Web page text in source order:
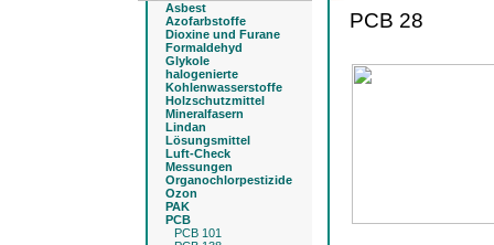
Asbest
Azofarbstoffe
Dioxine und Furane
Formaldehyd
Glykole
halogenierte
Kohlenwasserstoffe
Holzschutzmittel
Mineralfasern
Lindan
Lösungsmittel
Luft-Check
Messungen
Organochlorpestizide
Ozon
PAK
PCB
PCB 101
PCB 28